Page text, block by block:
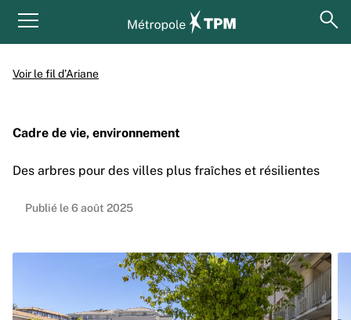
Menu principal
Voir le fil d’Ariane
Cadre de vie, environnement
Des arbres pour des villes plus fraîches et résilientes
Publié le 6 août 2025